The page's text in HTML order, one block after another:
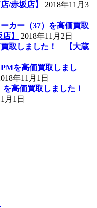
/赤坂店】
2018年11月3
カー（37）を高価買取
】
2018年11月2日
買取しました！ 【大蔵
を高価買取しまし
年11月1日
を高価買取しました！
月1日